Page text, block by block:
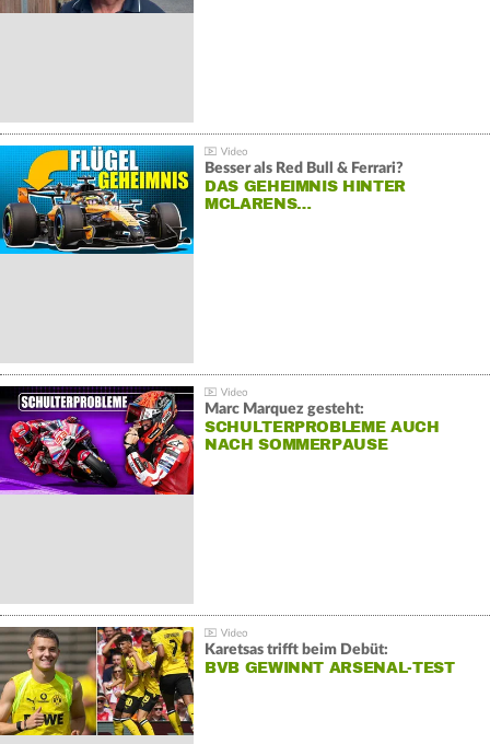
Besser als Red Bull & Ferrari?
DAS GEHEIMNIS HINTER
MCLARENS…
Marc Marquez gesteht:
SCHULTERPROBLEME AUCH
NACH SOMMERPAUSE
Karetsas trifft beim Debüt:
BVB GEWINNT ARSENAL-TEST